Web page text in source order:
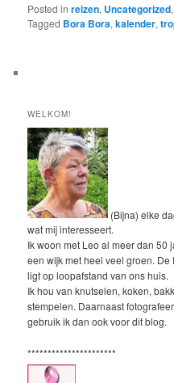
Posted in reizen, Uncategorized
Tagged Bora Bora,kalender,
WELKOM!
(Bijna) elke
wat mij interesseert.
Ik woon met Leo al meer dan 50
een wijk met heel veel groen.
ligt op loopafstand van ons huis.
Ik hou van knutselen, koken,
stempelen. Daarnaast
gebruik ik dan ook voor dit blog.
**********************